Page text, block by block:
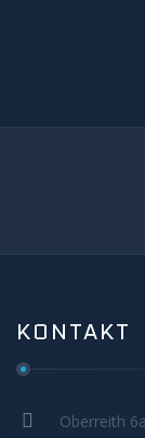
KONTAKT
Oberreith